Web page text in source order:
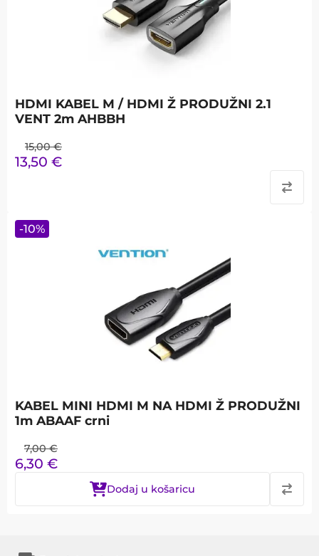
HDMI KABEL M / HDMI Ž PRODUŽNI 2.1
VENT 2m AHBBH
15,00 €
13,50 €
KABEL MINI HDMI M NA HDMI Ž PRODUŽNI
1m ABAAF crni
7,00 €
6,30 €
Dodaj u košaricu
-10%